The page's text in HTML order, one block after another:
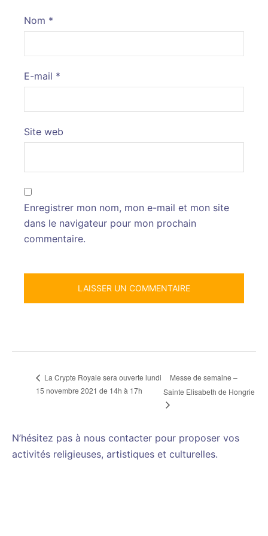
Nom *
E-mail *
Site web
Enregistrer mon nom, mon e-mail et mon site
dans le navigateur pour mon prochain
commentaire.
La Crypte Royale sera ouverte lundi
15 novembre 2021 de 14h à 17h
Messe de semaine –
Sainte Elisabeth de Hongrie
N’hésitez pas à nous contacter pour proposer vos
activités religieuses, artistiques et culturelles.